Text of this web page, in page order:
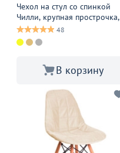
Чехол на стул со спинкой
Чилли, крупная прострочка,
велюр бежевый
48
В корзину